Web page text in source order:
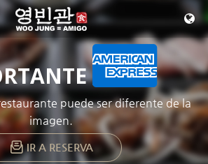
메뉴 건너뛰기
puede ser diferente de la
imagen.
IR A RESERVA